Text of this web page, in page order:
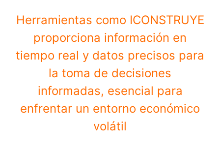
Herramientas como ICONSTRUYE
proporciona información en
tiempo real y datos precisos para
la toma de decisiones
informadas, esencial para
enfrentar un entorno económico
volátil